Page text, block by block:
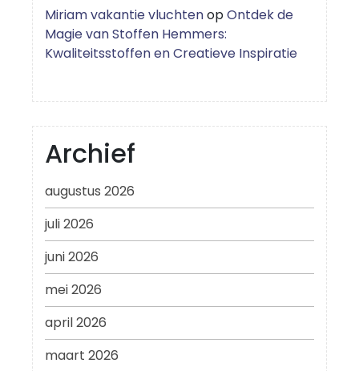
Miriam vakantie vluchtenopOntdek de
Magie van Stoffen Hemmers:
Kwaliteitsstoffen en Creatieve Inspiratie
Archief
augustus 2026
juli 2026
juni 2026
mei 2026
april 2026
maart 2026